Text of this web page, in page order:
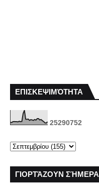
ΕΠΙΣΚΕΨΙΜΌΤΗΤΑ
25290752
ΓΙΟΡΤΆΖΟΥΝ ΣΉΜΕΡΑ